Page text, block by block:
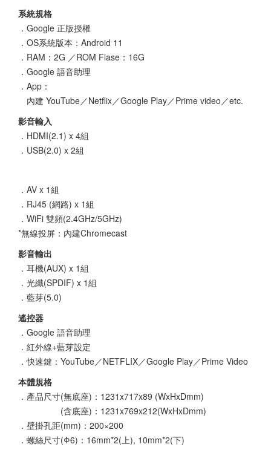
系統規格
．Google 正版授權
．OS系統版本：Android 11
．RAM：2G ／ROM Flase：16G
．Google 語音助理
．App：
內建 YouTube／Netflix／Google Play／Prime video／etc.
影音輸入
．HDMI(2.1) x 4組
．USB(2.0) x 2組
．AV x 1組
．RJ45 (網路) x 1組
．WiFi 雙頻(2.4GHz/5GHz)
*無線投屏：內建Chromecast
影音輸出
．耳機(AUX) x 1組
．光纖(SPDIF) x 1組
．藍芽(5.0)
遙控器
．Google 語音助理
．紅外線+藍芽設定
．快速鍵：YouTube／NETFLIX／Google Play／Prime Video
本體規格
．產品尺寸(無底座)：1231x717x89 (WxHxDmm)
(含底座)：1231x769x212(WxHxDmm)
．壁掛孔距(mm)：200×200
．螺絲尺寸(Φ6)：16mm*2(上), 10mm*2(下)